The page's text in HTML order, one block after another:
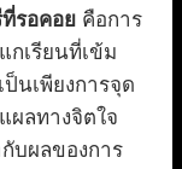
รอคอย คือการ
กเรียนที่เข้ม
นเพียงการจุด
ผลทางจิตใจ
บผลของการ